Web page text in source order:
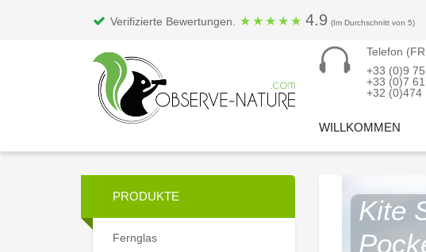
Verifizierte Bewertungen. ★ ★ ★ ★ ★ 4.9 (Im Durchschnitt von 5)
Telefon
+33 (0)9
+33 (0)7
+32 (0)474
WILLKOMMEN
PRODUKTE
Fernglas
Kite